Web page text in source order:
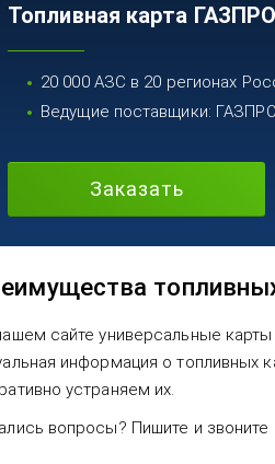
Топливная карта
20 000 АЗС в 20 регионах
Ведущие поставщики:
Заказать
сайте универсальные
информация о топливных
устраняем их.
вопросы? Пишите и